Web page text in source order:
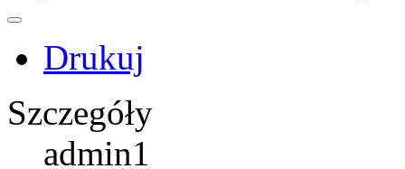
Drukuj
Szczegóły
admin1